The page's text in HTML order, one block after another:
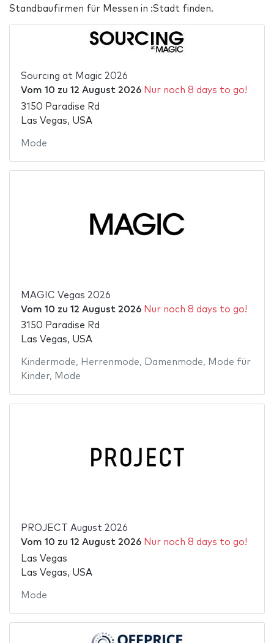
Standbaufirmen für Messen in :Stadt finden.
Sourcing at Magic 2026
Vom 10 zu 12 August 2026 Nur noch 8 days to go!
3150 Paradise Rd
Las Vegas, USA
Mode
MAGIC Vegas 2026
Vom 10 zu 12 August 2026 Nur noch 8 days to go!
3150 Paradise Rd
Las Vegas, USA
Kindermode, Herrenmode, Damenmode, Mode für
Kinder, Mode
PROJECT August 2026
Vom 10 zu 12 August 2026 Nur noch 8 days to go!
Las Vegas
Las Vegas, USA
Mode